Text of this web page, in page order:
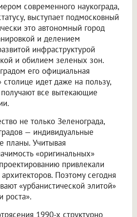
современного наукограда,
выступает подмосковный
это автономный город
и делением
инфраструктурой
и обилием зеленых зон.
его официальная
идет даже на пользу,
все вытекающие
не только Зеленограда,
— индивидуальные
планы. Учитывая
«оригинальных»
привлекали
Поэтому сегодня
«урбанистической элитой»
роста».
1990-х структурно